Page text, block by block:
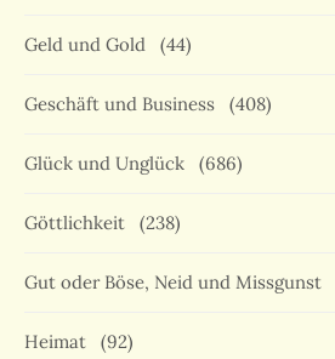
Geld und Gold (44)
Geschäft und Business (408)
Glück und Unglück (686)
Göttlichkeit (238)
Gut oder Böse, Neid und Missgunst
Heimat (92)